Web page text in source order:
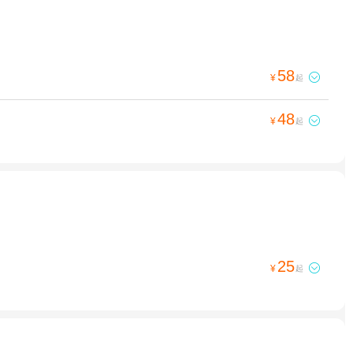
¥ 58起 
¥48起 
¥ 25起 